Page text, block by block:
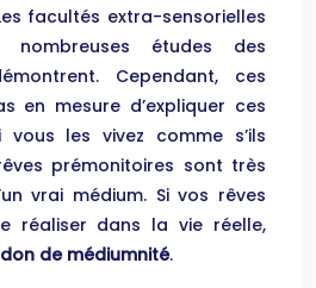
facultés extra-sensorielles
études des
Cependant, ces
en mesure d’expliquer ces
les vivez comme s’ils
prémonitoires sont très
vrai médium. Si vos rêves
réaliser dans la vie réelle,
don de médiumnité.